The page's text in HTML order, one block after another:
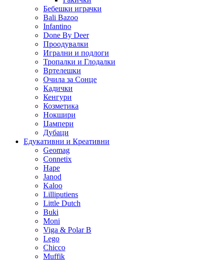
Бебешки играчки
Bali Bazoo
Infantino
Done By Deer
Проодувалки
Игрални и подлоги
Тропалки и Глодалки
Вртелешки
Очила за Сонце
Кадички
Кенгури
Козметика
Нокшири
Џампери
Дубаци
Едукативни и Креативни
Geomag
Connetix
Hape
Janod
Kaloo
Lilliputiens
Little Dutch
Buki
Moni
Viga & Polar B
Lego
Chicco
Muffik